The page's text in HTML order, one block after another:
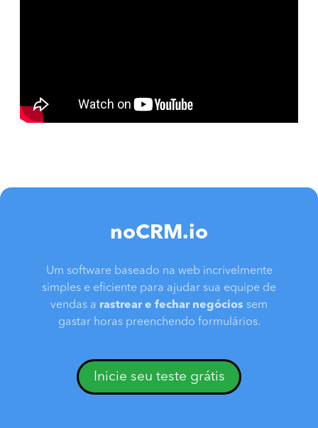
noCRM.io
Um software baseado na web incrivelmente
simples e eficiente para ajudar sua equipe de
vendas a rastrear e fechar negócios sem
gastar horas preenchendo formulários.
Inicie seu teste grátis